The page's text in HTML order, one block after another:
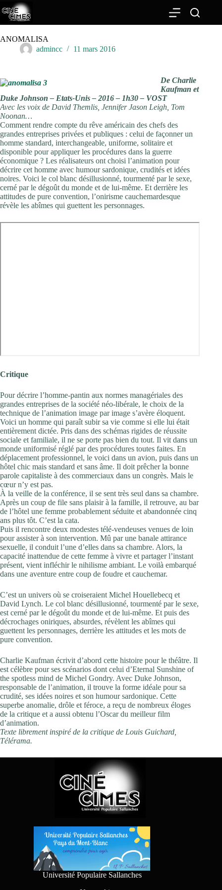
Passer
au
contenu
ANOMALISA
admincc
11 mars 2016
De Charlie
Kaufman et
Duke Johnson – Etats-Unis – 2016 – 1h30 – VOST
Avec les voix de David Themlis, Jennifer Jason Leigh, Tom
Noonan…
Comment rendre compte du rêve américain des chefs des
grandes entreprises privées et publiques : celui de façonner un
homme standard, interchangeable, uniforme, solitaire et
disponible pour appliquer les procédures dans la guerre
économique ? Les réalisateurs ont choisi l’animation pour
décrire cet homme avec humour sardonique, crudités et idées
noires. Voici le col blanc désillusionné, tourmenté par le sexe,
cerné par le dégoût du monde et de lui-même. Et derrière les
attitudes de pure convention, l’onirisme cauchemardesque
révèle les abîmes qui guettent les personnages.
Critique
Pour décrire l’homme-pantin aux normes managériales des
grandes entreprises de la société néo-libérale, le choix de la
technique de l’animation image par image s’avère éloquent.
Voici un homme qui paraît subir sa vie comme si elle lui était
entièrement dictée. Pris dans des schémas rigides de réussite
sociale et familiale, il ne se porte pas bien du tout. Il vit dans un
monde uniformisé réglé par des procédures toutes faites. En
déplacement professionnel, le voici dans un avion, puis dans un
hôtel chic mais standard et sans âme. Il doit prêcher la bonne
parole capitaliste à des commerciaux dans un congrès. Mais le
cœur n’y est pas.
À la veille de la conférence, il se sent très seul dans sa chambre.
Après un coup de file sans plaisir à la famille, il retrouve, au bar
de l’hôtel une femme probablement séduite et abandonnée cinq
ans plus tôt. C’est la cata.
Puis il rencontre deux modestes télé-vendeuses venues de loin
pour assister à son intervention. Mû par une banale attirance
sexuelle, il conduit l’une d’elles dans sa chambre. Alors, la
capacité inattendue de cette femme à vivre et partager l’instant
présent, vient infléchir le nihilisme ambiant. Le voilà embarqué
dans une aventure entre coup de foudre et cauchemar.
C’est un univers où se croiseraient Michel Houellebecq et
David Lynch. Le col blanc désillusionné, tourmenté par le sexe,
est cerné par le dégoût du monde et de lui-même. Et puis des
décrochages oniriques, absurdes, révèlent les abîmes qui
guettent les personnages, derrière les attitudes et les mots de
pure convention.
Charlie Kaufman écrivit d’abord cette histoire pour le théâtre. Il
est célèbre pour ses scénarios dont celui d’Eternal Sunshine of
the spotless mind de Michel Gondry. Avec Duke Johnson,
responsable de l’animation, il trouve la forme idéale pour sa
crudité, ses idées noires et son humour sardonique. Cette
superbe anomalie, drôle et féroce, a reçu de nombreux éloges
de la critique et a aussi obtenu l’Oscar du meilleur film
d’animation.
Texte librement inspiré de la critique de Louis Guichard,
Télérama.
Université Populaire Sallanches